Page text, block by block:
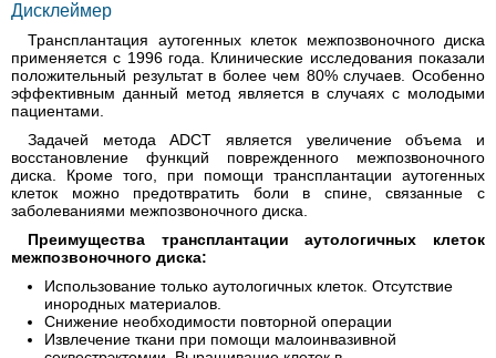
Дисклеймер
Трансплантация аутогенных клеток межпозвоночного диска
применяется с 1996 года. Клинические исследования показали
положительный результат в более чем 80% случаев. Особенно
эффективным данный метод является в случаях с молодыми
пациентами.
Задачей метода ADCT является увеличение объема и
восстановление функций поврежденного межпозвоночного
диска. Кроме того, при помощи трансплантации аутогенных
клеток можно предотвратить боли в спине, связанные с
заболеваниями межпозвоночного диска.
Преимущества трансплантации аутологичных клеток
межпозвоночного диска:
Использование только аутологичных клеток. Отсутствие
инородных материалов.
Снижение необходимости повторной операции
Извлечение ткани при помощи малоинвазивной